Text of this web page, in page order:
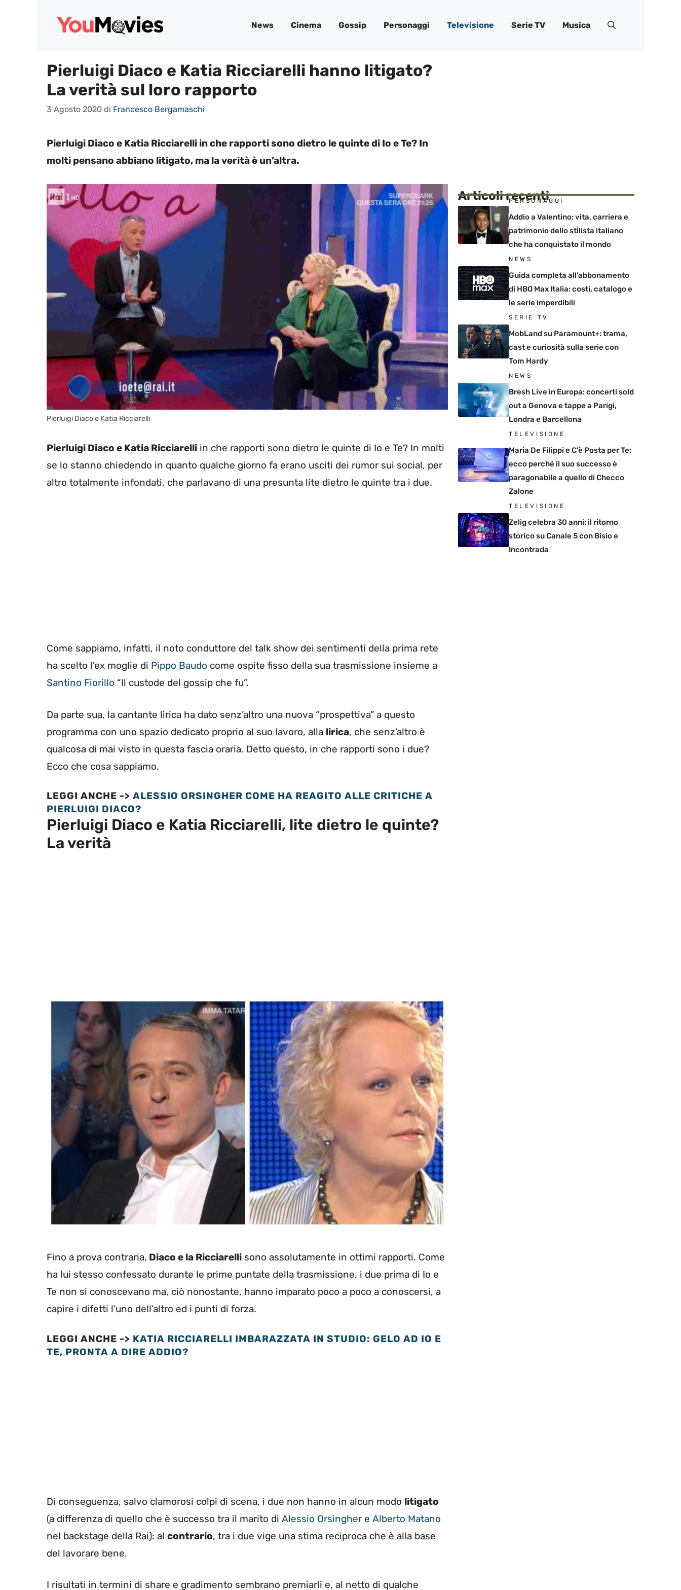
News Cinema Gossip Personaggi Televisione Serie TV Musica
Pierluigi Diaco e Katia Ricciarelli hanno litigato?
La verità sul loro rapporto
3 Agosto 2020 di Francesco Bergamaschi
Pierluigi Diaco e Katia Ricciarelli in che rapporti sono dietro le quinte di Io e Te? In
molti pensano abbiano litigato, ma la verità è un’altra.
Pierluigi Diaco e Katia Ricciarelli
Pierluigi Diaco e Katia Ricciarelli in che rapporti sono dietro le quinte di Io e Te? In molti
se lo stanno chiedendo in quanto qualche giorno fa erano usciti dei rumor sui social, per
altro totalmente infondati, che parlavano di una presunta lite dietro le quinte tra i due.
Come sappiamo, infatti, il noto conduttore del talk show dei sentimenti della prima rete
ha scelto l’ex moglie di Pippo Baudo come ospite fisso della sua trasmissione insieme a
Santino Fiorillo “Il custode del gossip che fu”.
Da parte sua, la cantante lirica ha dato senz’altro una nuova “prospettiva” a questo
programma con uno spazio dedicato proprio al suo lavoro, alla lirica, che senz’altro è
qualcosa di mai visto in questa fascia oraria. Detto questo, in che rapporti sono i due?
Ecco che cosa sappiamo.
LEGGI ANCHE -> ALESSIO ORSINGHER COME HA REAGITO ALLE CRITICHE A
PIERLUIGI DIACO?
Pierluigi Diaco e Katia Ricciarelli, lite dietro le quinte?
La verità
Fino a prova contraria, Diaco e la Ricciarelli sono assolutamente in ottimi rapporti. Come
ha lui stesso confessato durante le prime puntate della trasmissione, i due prima di Io e
Te non si conoscevano ma, ciò nonostante, hanno imparato poco a poco a conoscersi, a
capire i difetti l’uno dell’altro ed i punti di forza.
LEGGI ANCHE -> KATIA RICCIARELLI IMBARAZZATA IN STUDIO: GELO AD IO E
TE, PRONTA A DIRE ADDIO?
Di conseguenza, salvo clamorosi colpi di scena, i due non hanno in alcun modo litigato
(a differenza di quello che è successo tra il marito di Alessio Orsingher e Alberto Matano
nel backstage della Rai): al contrario, tra i due vige una stima reciproca che è alla base
del lavorare bene.
I risultati in termini di share e gradimento sembrano premiarli e, al netto di qualche
Articoli recenti
PERSONAGGI
Addio a Valentino: vita, carriera e
patrimonio dello stilista italiano
che ha conquistato il mondo
NEWS
Guida completa all’abbonamento
di HBO Max Italia: costi, catalogo e
le serie imperdibili
SERIE TV
MobLand su Paramount+: trama,
cast e curiosità sulla serie con
Tom Hardy
NEWS
Bresh Live in Europa: concerti sold
out a Genova e tappe a Parigi,
Londra e Barcellona
TELEVISIONE
Maria De Filippi e C’è Posta per Te:
ecco perché il suo successo è
paragonabile a quello di Checco
Zalone
TELEVISIONE
Zelig celebra 30 anni: il ritorno
storico su Canale 5 con Bisio e
Incontrada